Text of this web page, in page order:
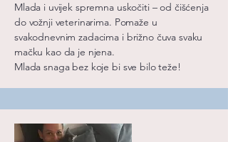
Mlada i uvijek spremna uskočiti – od čišćenja
do vožnji veterinarima. Pomaže u
svakodnevnim zadacima i brižno čuva svaku
mačku kao da je njena.
Mlada snaga bez koje bi sve bilo teže!